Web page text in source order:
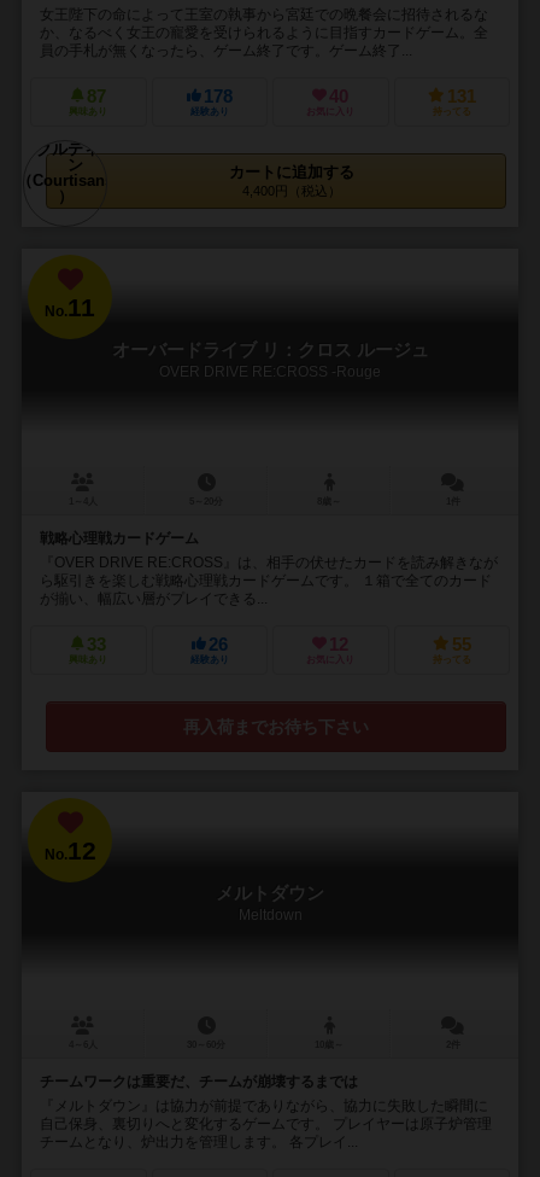
女王陛下の命によって王室の執事から宮廷での晩餐会に招待されるな
か、なるべく女王の寵愛を受けられるように目指すカードゲーム。全
員の手札が無くなったら、ゲーム終了です。ゲーム終了...
87
興味あり
178
経験あり
40
お気に入り
131
持ってる
カートに追加する
4,400円（税込）
No.11
オーバードライブ リ：クロス ルージュ
OVER DRIVE RE:CROSS -Rouge
戦略心理戦カードゲーム
『OVER DRIVE RE:CROSS』は、相手の伏せたカードを読み解きなが
ら駆引きを楽しむ戦略心理戦カードゲームです。 １箱で全てのカード
が揃い、幅広い層がプレイできる...
33
興味あり
26
経験あり
12
お気に入り
55
持ってる
再入荷までお待ち下さい
No.12
メルトダウン
Meltdown
チームワークは重要だ、チームが崩壊するまでは
『メルトダウン』は協力が前提でありながら、協力に失敗した瞬間に
自己保身、裏切りへと変化するゲームです。 プレイヤーは原子炉管理
チームとなり、炉出力を管理します。 各プレイ...